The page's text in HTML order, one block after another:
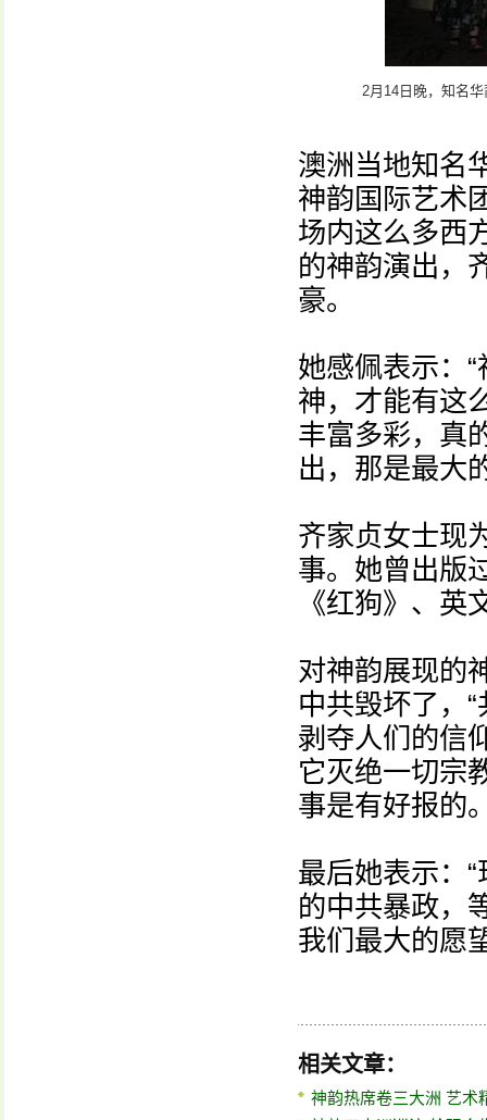
2月14日晚，知名
澳洲当地知名
神韵国际艺术
场内这么多西
的神韵演出，
豪。
她感佩表示：
神，才能有这
丰富多彩，真
出，那是最大
齐家贞女士现
事。她曾出版
《红狗》、英
对神韵展现的
中共毁坏了，
剥夺人们的信
它灭绝一切宗
事是有好报的
最后她表示：
的中共暴政，
我们最大的愿
相关文章：
神韵热席卷三大洲 艺术